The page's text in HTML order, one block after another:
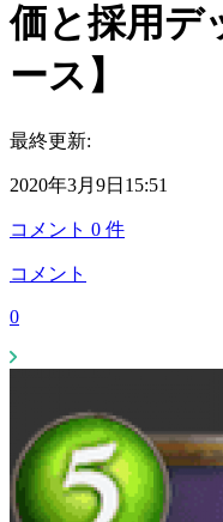
価と採用デ
ース】
最終更新:
2020年3月9日15:51
コメント 0 件
コメント
0